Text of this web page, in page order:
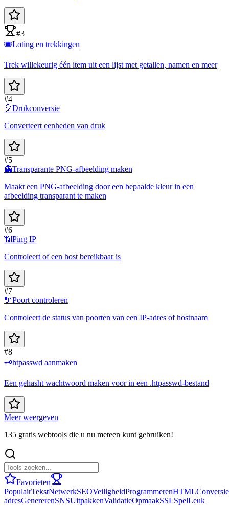
#3
🎟️Loting en trekkingen
Trek willekeurig één item uit een lijst met getallen, namen en meer
#4
🎈Drukconversie
Converteert eenheden van druk
#5
👻Transparante PNG-afbeelding maken
Maakt een PNG-afbeelding door een bepaalde kleur in een
afbeelding transparant te maken
#6
📶 Ping IP
Controleert of een host bereikbaar is
#7
🔌Poort controleren
Controleert de status van poorten van een IP-adres of hostnaam
#8
🗝️htpasswd aanmaken
Een gehasht wachtwoord maken voor in een .htpasswd-bestand
Meer weergeven
135 gratis webtools die u nu meteen kunt gebruiken!
Favorieten
PopulairTekstNetwerkSEOVeiligheidProgrammerenHTMLConversie
adresGenererenSNSUitpakkenValidatieOpmaakSSLSpelLeuk